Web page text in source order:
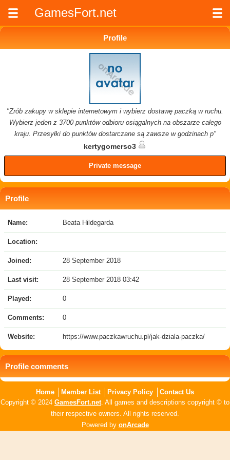
GamesFort.net
Profile
"Zrób zakupy w sklepie internetowym i wybierz dostawę paczką w ruchu.
Wybierz jeden z 3700 punktów odbioru osiągalnych na obszarze całego
kraju. Przesyłki do punktów dostarczane są zawsze w godzinach p"
kertygomerso3
Private message
Profile
Name: Beata Hildegarda
Location:
Joined: 28 September 2018
Last visit: 28 September 2018 03:42
Played: 0
Comments: 0
Website: https://www.paczkawruchu.pl/jak-dziala-paczka/
Profile comments
Home Member List Privacy Policy
Contact Us
Copyright © 2024 GamesFort.net. All games and descriptions copyright © to
their respective owners. All rights reserved.
Powered by onArcade